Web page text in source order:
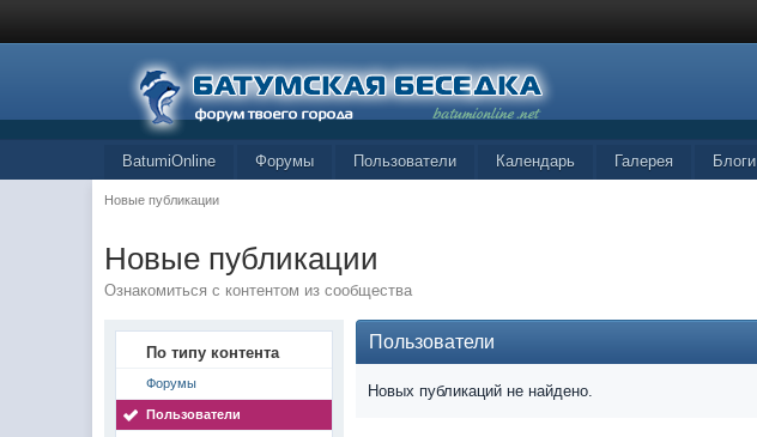
BatumiOnline Форумы Пользователи Календарь Галерея Блоги
Новые публикации
Новые публикации
Ознакомиться с контентом из сообщества
По типу контента
Форумы
Пользователи
Пользователи
Новых публикаций не найдено.